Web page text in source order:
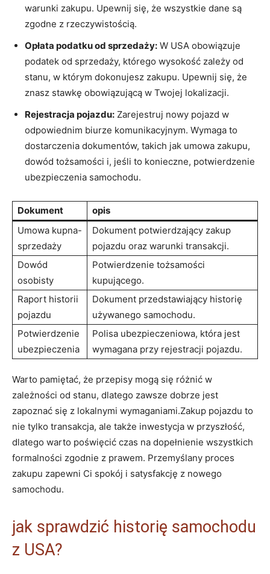
warunki zakupu. Upewnij się, że wszystkie dane są
zgodne z rzeczywistością.
Opłata podatku od sprzedaży: W USA obowiązuje
podatek od sprzedaży, którego wysokość zależy od
stanu, w którym dokonujesz zakupu. Upewnij się, że
znasz stawkę obowiązującą w Twojej lokalizacji.
Rejestracja pojazdu: Zarejestruj nowy pojazd w
odpowiednim biurze komunikacyjnym. Wymaga to
dostarczenia dokumentów, takich jak umowa zakupu,
dowód tożsamości i, jeśli to konieczne, potwierdzenie
ubezpieczenia samochodu.
Dokument
opis
Umowa kupna-
sprzedaży
Dokument potwierdzający zakup
pojazdu oraz warunki transakcji.
Dowód
osobisty
Potwierdzenie tożsamości
kupującego.
Raport historii
pojazdu
Dokument przedstawiający historię
używanego samochodu.
Potwierdzenie
ubezpieczenia
Polisa ubezpieczeniowa, która jest
wymagana przy rejestracji pojazdu.
Warto pamiętać, że przepisy mogą się różnić w
zależności od stanu, dlatego zawsze dobrze jest
zapoznać się z lokalnymi wymaganiami.Zakup pojazdu to
nie tylko transakcja, ale także inwestycja w przyszłość,
dlatego warto poświęcić czas na dopełnienie wszystkich
formalności zgodnie z prawem. Przemyślany proces
zakupu zapewni Ci spokój i satysfakcję z nowego
samochodu.
jak sprawdzić historię samochodu
z USA?